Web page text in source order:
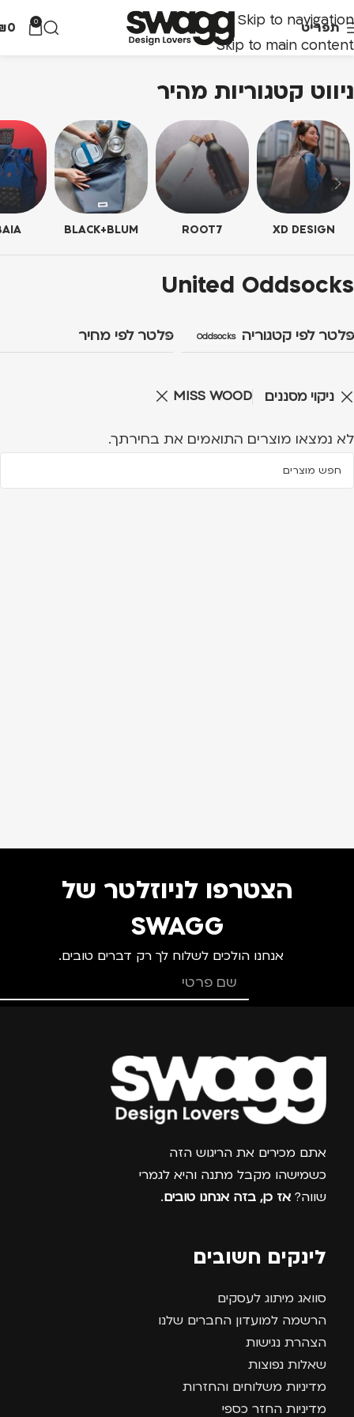
Skip to navigation
Skip to main content
תפריט 0
0
ניווט קטגוריות מהיר
XD DESIGN
ROOT7
BLACK+BLUM
United Oddsocks
פלטר לפי קטגוריה United Oddsocksפלטר לפי מחיר
ניקוי מסננים MISS WOOD
לא נמצאו מוצרים התואמים את בחירתך.
הצטרפו לניוזלטר של
SWAGG
אנחנו הולכים לשלוח לך רק דברים טובים.
צרפו אותי למועדון
אתם מכירים את הריגוש הזה
כשמישהו מקבל מתנה והיא לגמרי
שווה? אז כן, בזה אנחנו טובים.
לינקים חשובים
סוואג מיתוג לעסקים
הרשמה למועדון החברים שלנו
הצהרת נגישות
שאלות נפוצות
מדיניות משלוחים והחזרות
מדיניות החזר כספי